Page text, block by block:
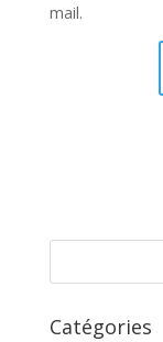
mail.
Catégories